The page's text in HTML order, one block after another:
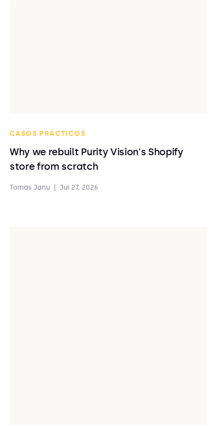
CASOS PRÁCTICOS
Why we rebuilt Purity Vision's Shopify
store from scratch
Tomas Janu Jul 27, 2026